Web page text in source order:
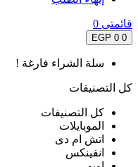
قائمتى 0
0
0 EGP
سلة الشراء فارغة !
كل التصنيفات
كل التصنيفات
الموبايلات
اتش ام دى
انفينكس